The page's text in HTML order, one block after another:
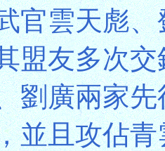
官雲天彪
盟友多次
劉廣兩家
並且攻佔